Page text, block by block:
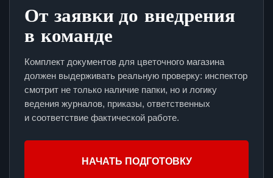
От заявки до внедрения
в команде
Комплект документов для цветочного магазина
должен выдерживать реальную проверку: инспектор
смотрит не только наличие папки, но и логику
ведения журналов, приказы, ответственных
и соответствие фактической работе.
НАЧАТЬ ПОДГОТОВКУ